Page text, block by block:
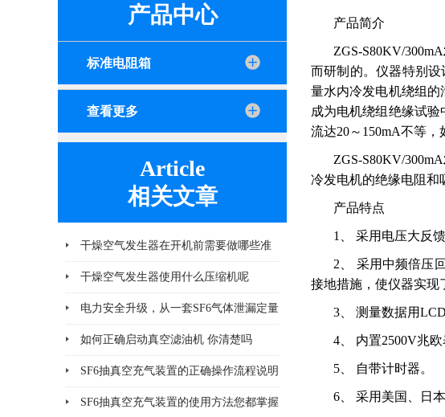
产品中心
标准电阻箱
查看更多
Article
相关文章
干燥空气发生器在开机前需要做哪些准
备工作
干燥空气发生器使用什么压缩机呢
电力安全升级，从一套SF6气体泄漏定量
监控系统开始
如何正确启动真空滤油机 你清楚吗
SF6抽真空充气装置的正确操作流程说明
SF6抽真空充气装置的使用方法您都掌握
产品简介
ZGS-S80KV/300mA
而研制的。仪器特别
量水内冷发电机绕组的
成为电机绕组绝缘试
流达20～150mA不等
ZGS-S80KV/300mA
冷发电机的绝缘电阻和
产品特点
1、 采用电压大反
2、 采用中频倍压
接地措施，使仪器实现
3、 测量数据用
4、 内置2500V兆
5、 自带计时器。
6、 采用美国、日